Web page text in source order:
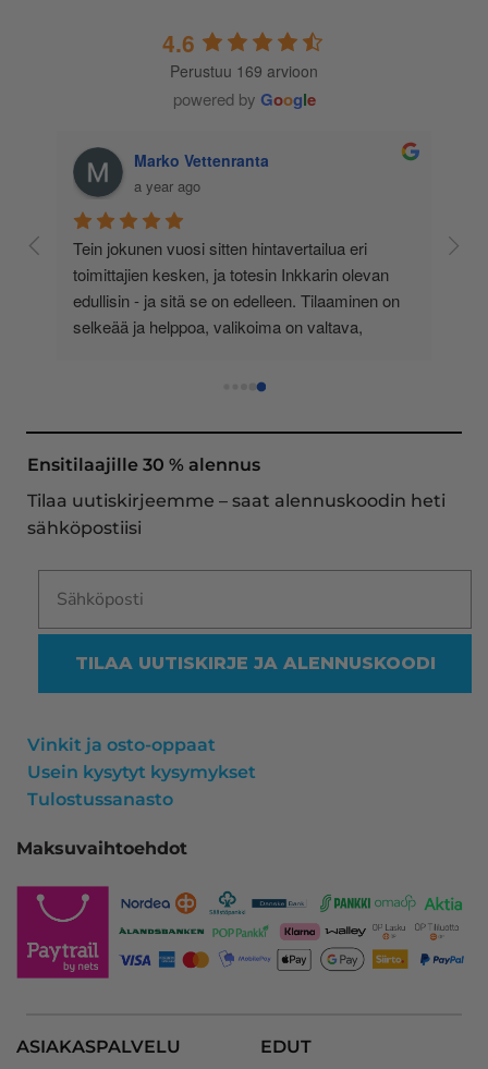
4.6
Perustuu 169 arvioon
powered by Google
Marko Vettenranta
a year ago
Tein jokunen vuosi sitten hintavertailua eri
toimittajien kesken, ja totesin Inkkarin olevan
edullisin - ja sitä se on edelleen. Tilaaminen on
selkeää ja helppoa, valikoima on valtava,
asiakaspalvelu todella ripeää (s-postin kautta) ja
oli noudettavissa postin lokerosta tänään!! En
näe mitään syytä vaihtaa toimittajaa. Kaikki on
ollut mitään moitittavaa! Lämmin suositus!
Ensitilaajille 30 % alennus
Tilaa uutiskirjeemme – saat alennuskoodin heti
sähköpostiisi
TILAA UUTISKIRJE JA ALENNUSKOODI
Vinkit ja osto-oppaat
Usein kysytyt kysymykset
Tulostussanasto
Maksuvaihtoehdot
ASIAKASPALVELU EDUT